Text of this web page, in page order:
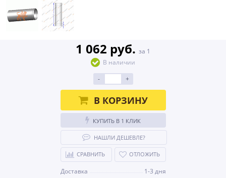
1 062 руб. за 1
В наличии
-
+
В КОРЗИНУ
КУПИТЬ В 1 КЛИК
НАШЛИ ДЕШЕВЛЕ?
СРАВНИТЬ ОТЛОЖИТЬ
Доставка 1-3 дня